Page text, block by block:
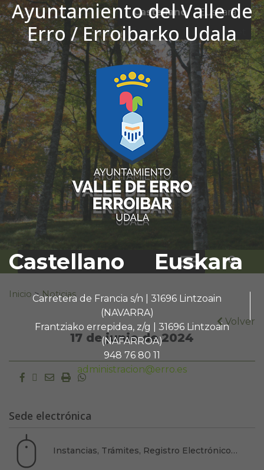
Ayuntamiento del Valle de
Erro / Erroibarko Udala
Castellano Euskara
Carretera de Francia s/n | 31696 Lintzoain
(NAVARRA)
Frantziako errepidea, z/g | 31696 Lintzoain
(NAFARROA)
948 76 80 11
administracion@erro.es
Ir al contenido
Castellano
Euskara
El tiempo - Tutiempo.net
Buscar:
Inicio > Noticias
Volver
17 de junio de 2024
Facebook
Twitter
EmailImprimir
Whatsapp
Sede electrónica
Instancias, Trámites, Registro Electrónico…